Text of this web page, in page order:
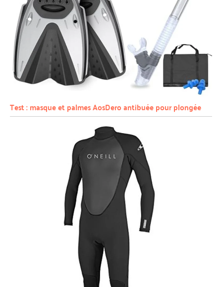
Test : masque et palmes AosDero antibuée pour plongée